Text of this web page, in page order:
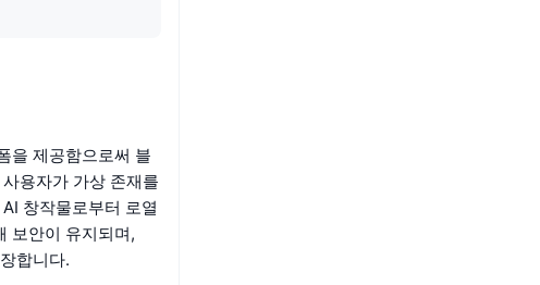
을 제공함으로써 블
용자가 가상 존재를
창작물로부터 로열
보안이 유지되며,
합니다.